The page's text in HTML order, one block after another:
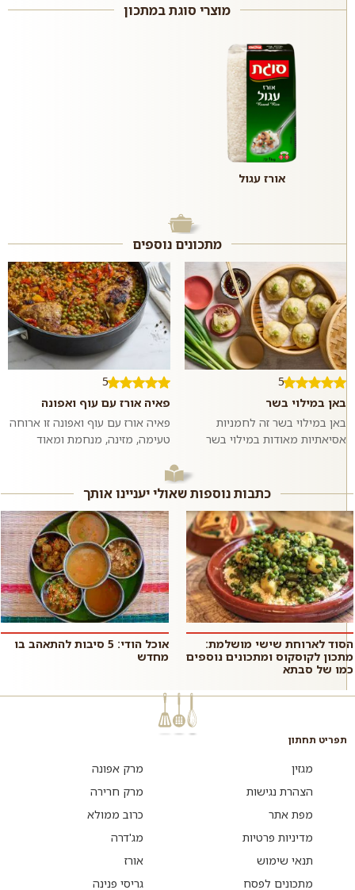
מוצרי סוגת במתכון
אורז עגול
מתכונים נוספים
5
באן במילוי בשר
באן במילוי בשר זה לחמניות
אסיאתיות מאודות במילוי בשר
5
פאיה אורז עם עוף ואפונה
פאיה אורז עם עוף ואפונה זו ארוחה
טעימה, מזינה, מנחמת ומאוד
סיר אחד ומגישים לארוחת ערב
רגיל...
כתבות נוספות שאולי יעניינו אותך
הסוד לארוחת שישי מושלמת:
מתכון לקוסקוס ומתכונים נוספים
כמו של סבתא
אוכל הודי: 5 סיבות להתאהב בו
מחדש
תפריט תחתון
מגזין
הצהרת נגישות
מפת אתר
מדיניות פרטיות
תנאי שימוש
מתכונים לפסח
מרק אפונה
מרק חרירה
כרוב ממולא
מג'דרה
אורז
גריסי פנינה